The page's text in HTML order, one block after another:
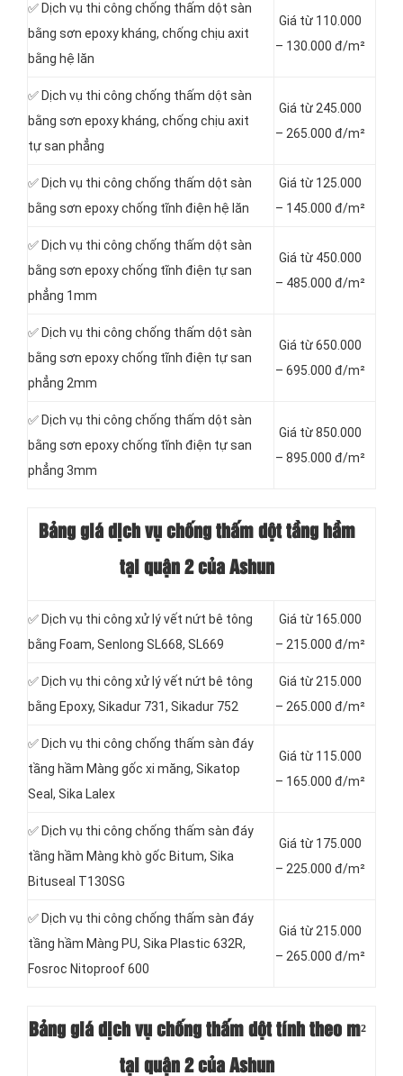
✅ Dịch vụ thi công chống thấm dột sàn
bằng sơn epoxy kháng, chống chịu axit
bằng hệ lăn
Giá từ 110.000
– 130.000 đ/m²
✅ Dịch vụ thi công chống thấm dột sàn
bằng sơn epoxy kháng, chống chịu axit
tự san phẳng
Giá từ 245.000
– 265.000 đ/m²
✅ Dịch vụ thi công chống thấm dột sàn
bằng sơn epoxy chống tĩnh điện hệ lăn
Giá từ 125.000
– 145.000 đ/m²
✅ Dịch vụ thi công chống thấm dột sàn
bằng sơn epoxy chống tĩnh điện tự san
phẳng 1mm
Giá từ 450.000
– 485.000 đ/m²
✅ Dịch vụ thi công chống thấm dột sàn
bằng sơn epoxy chống tĩnh điện tự san
phẳng 2mm
Giá từ 650.000
– 695.000 đ/m²
✅ Dịch vụ thi công chống thấm dột sàn
bằng sơn epoxy chống tĩnh điện tự san
phẳng 3mm
Giá từ 850.000
– 895.000 đ/m²
Bảng giá dịch vụ chống thấm dột tầng hầm
tại quận 2 của Ashun
✅ Dịch vụ thi công xử lý vết nứt bê tông
bằng Foam, Senlong SL668, SL669
Giá từ 165.000
– 215.000 đ/m²
✅ Dịch vụ thi công xử lý vết nứt bê tông
bằng Epoxy, Sikadur 731, Sikadur 752
Giá từ 215.000
– 265.000 đ/m²
✅ Dịch vụ thi công chống thấm sàn đáy
tầng hầm Màng gốc xi măng, Sikatop
Seal, Sika Lalex
Giá từ 115.000
– 165.000 đ/m²
✅ Dịch vụ thi công chống thấm sàn đáy
tầng hầm Màng khò gốc Bitum, Sika
Bituseal T130SG
Giá từ 175.000
– 225.000 đ/m²
✅ Dịch vụ thi công chống thấm sàn đáy
tầng hầm Màng PU, Sika Plastic 632R,
Fosroc Nitoproof 600
Giá từ 215.000
– 265.000 đ/m²
Bảng giá dịch vụ chống thấm dột tính theo m²
tại quận 2 của Ashun